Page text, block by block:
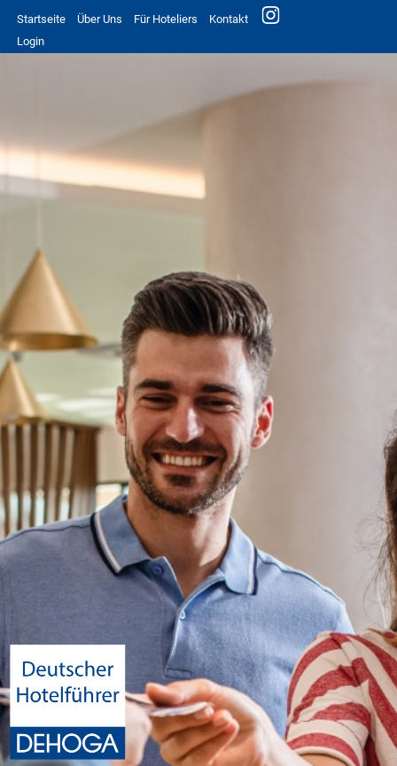
Startseite Über Uns Für Hoteliers
Kontakt
Login